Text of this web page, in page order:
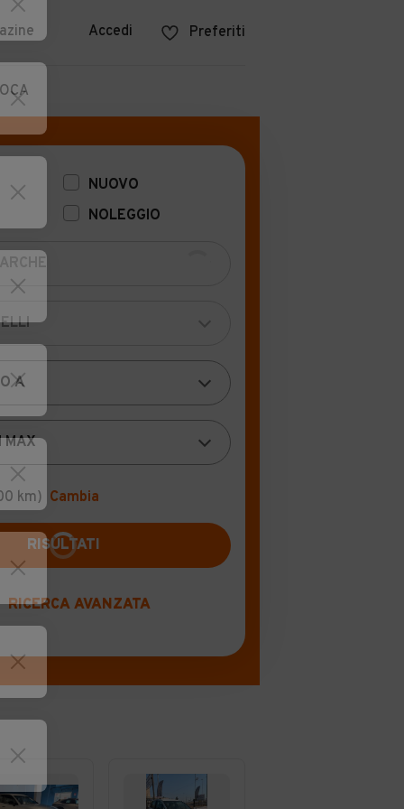
Accedi Preferiti
NUOVO
NOLEGGIO
km) Cambia
RICERCA AVANZATA